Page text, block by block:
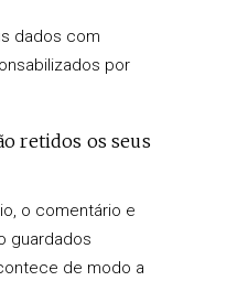
dados com
por
retidos os seus
o comentário e
guardados
de modo a